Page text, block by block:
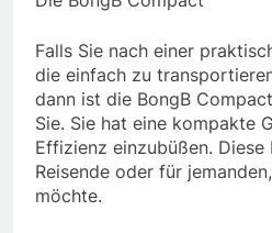
Falls Sie nach einer
die einfach zu
dann ist die BongB
Sie. Sie hat eine kompakte
Effizienz einzubüßen.
Reisende oder für
möchte.